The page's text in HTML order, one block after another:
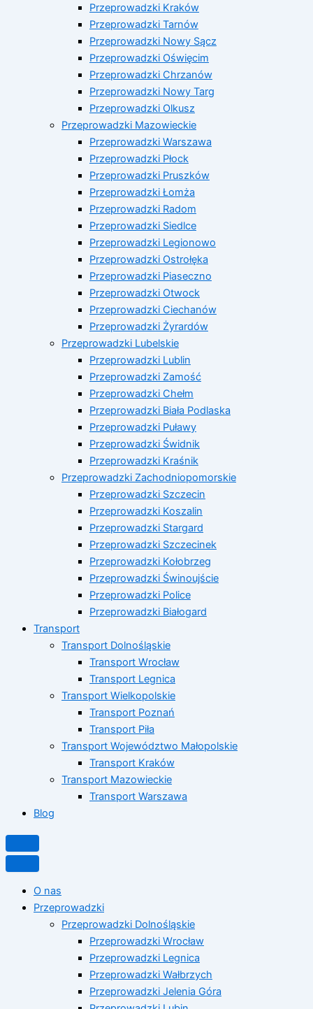
Przeprowadzki Kraków
Przeprowadzki Tarnów
Przeprowadzki Nowy Sącz
Przeprowadzki Oświęcim
Przeprowadzki Chrzanów
Przeprowadzki Nowy Targ
Przeprowadzki Olkusz
Przeprowadzki Mazowieckie
Przeprowadzki Warszawa
Przeprowadzki Płock
Przeprowadzki Pruszków
Przeprowadzki Łomża
Przeprowadzki Radom
Przeprowadzki Siedlce
Przeprowadzki Legionowo
Przeprowadzki Ostrołęka
Przeprowadzki Piaseczno
Przeprowadzki Otwock
Przeprowadzki Ciechanów
Przeprowadzki Żyrardów
Przeprowadzki Lubelskie
Przeprowadzki Lublin
Przeprowadzki Zamość
Przeprowadzki Chełm
Przeprowadzki Biała Podlaska
Przeprowadzki Puławy
Przeprowadzki Świdnik
Przeprowadzki Kraśnik
Przeprowadzki Zachodniopomorskie
Przeprowadzki Szczecin
Przeprowadzki Koszalin
Przeprowadzki Stargard
Przeprowadzki Szczecinek
Przeprowadzki Kołobrzeg
Przeprowadzki Świnoujście
Przeprowadzki Police
Przeprowadzki Białogard
Transport
Transport Dolnośląskie
Transport Wrocław
Transport Legnica
Transport Wielkopolskie
Transport Poznań
Transport Piła
Transport Województwo Małopolskie
Transport Kraków
Transport Mazowieckie
Transport Warszawa
Blog
O nas
Przeprowadzki
Przeprowadzki Dolnośląskie
Przeprowadzki Wrocław
Przeprowadzki Legnica
Przeprowadzki Wałbrzych
Przeprowadzki Jelenia Góra